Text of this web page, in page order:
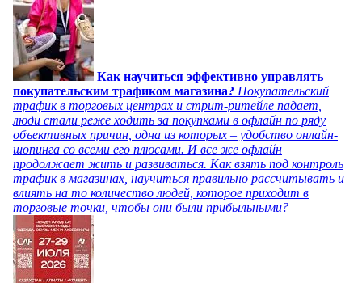
Как научиться эффективно управлять
покупательским трафиком магазина? Покупательский
трафик в торговых центрах и стрит-ритейле падает,
люди стали реже ходить за покупками в офлайн по ряду
объективных причин, одна из которых – удобство онлайн-
шопинга со всеми его плюсами. И все же офлайн
продолжает жить и развиваться. Как взять под контроль
трафик в магазинах, научиться правильно рассчитывать и
влиять на то количество людей, которое приходит в
торговые точки, чтобы они были прибыльными?